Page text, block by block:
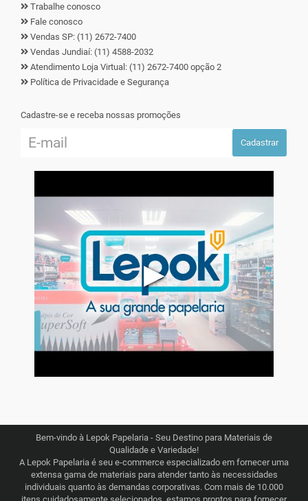
Trabalhe conosco
Fale conosco
Vendas SP: (11) 2672-7400
Vendas Jundiaí: (11) 4588-2032
Atendimento Loja Virtual: (11) 2672-7400 opção 2
Política de Privacidade e Segurança
Cadastre-se e receba nossas promoções
Cadastrar
▶
Bem-vindo à Lepok Papelaria - Seu Destino para Materiais de
Qualidade e Variedade!
A Lepok Papelaria é seu e-commerce especializado em fornecer uma
extensa gama de materiais para atender tanto às necessidades
individuais quanto às demandas corporativas. Com mais de 10.000